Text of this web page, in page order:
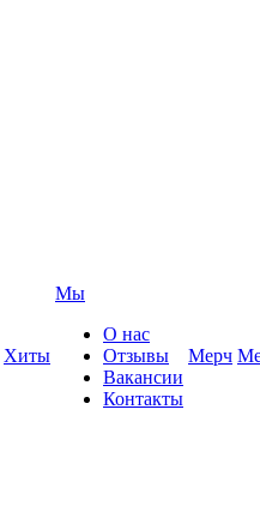
Хиты
Мы
О нас
Отзывы
Вакансии
Контакты
Мерч